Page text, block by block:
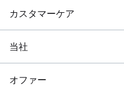
カスタマーケア
当社
オファー